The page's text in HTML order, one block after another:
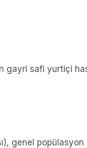
gayri safi yurtiçi
genel